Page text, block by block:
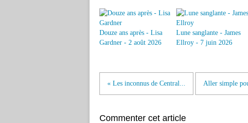
Douze ans après - Lisa
Gardner - 2 août 2026
Lune sanglante - James
Ellroy - 7 juin 2026
« Les inconnus de Central... Aller simple
Commenter cet article